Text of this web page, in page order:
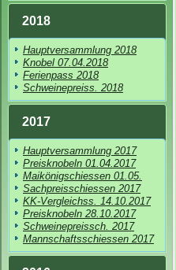
2018
Hauptversammlung 2018
Knobel 07.04.2018
Ferienpass 2018
Schweinepreiss. 2018
2017
Hauptversammlung 2017
Preisknobeln 01.04.2017
Maikönigschiessen 01.05.
Sachpreisschiessen 2017
KK-Vergleichss. 14.10.2017
Preisknobeln 28.10.2017
Schweinepreissch. 2017
Mannschaftsschiessen 2017